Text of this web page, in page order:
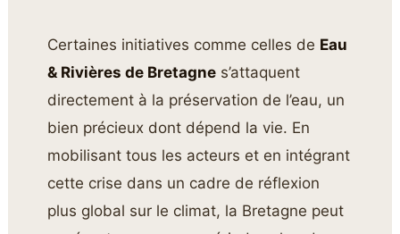
Certaines initiatives comme celles de Eau
& Rivières de Bretagne s’attaquent
directement à la préservation de l’eau, un
bien précieux dont dépend la vie. En
mobilisant tous les acteurs et en intégrant
cette crise dans un cadre de réflexion
plus global sur le climat, la Bretagne peut